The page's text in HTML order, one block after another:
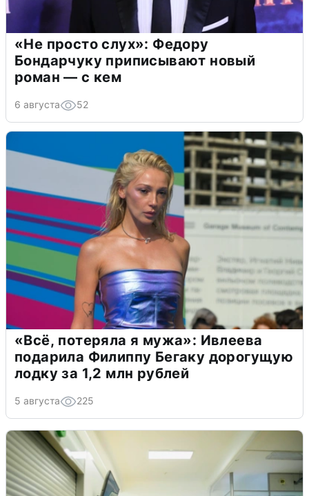
«Не просто слух»: Федору
Бондарчуку приписывают новый
роман — с кем
6 августа 52
«Всё, потеряла я мужа»: Ивлеева
подарила Филиппу Бегаку дорогущую
лодку за 1,2 млн рублей
5 августа 225